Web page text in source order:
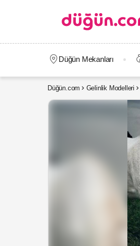
Düğün Mekanları
Düğün.com Gelinlik Modelleri